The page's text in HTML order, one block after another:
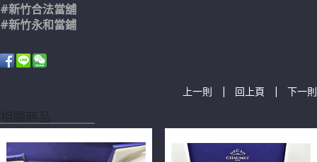
#新竹合法當舖
#新竹永和當鋪
上一則 | 回上頁 | 下一則
相關商品